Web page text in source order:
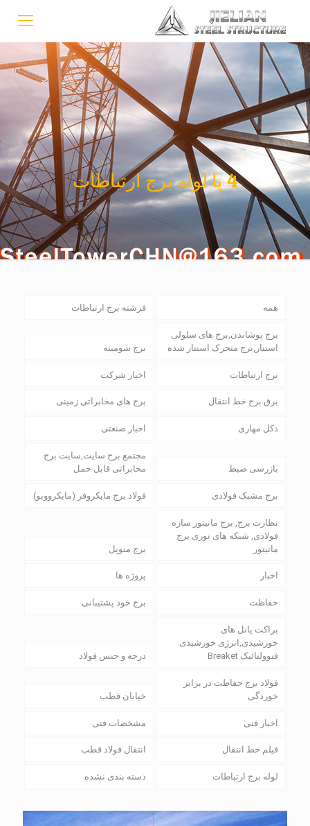
4 پا لوله برج ارتباطات
همه فرشته برج ارتباطات
برج پوشاندن,برج های سلولی
استتار,برج متحرک استتار شده
برج شومینه
برج ارتباطات اخبار شرکت
برق برج خط انتقال برج های مخابراتی زمینی
دکل مهاری اخبار صنعتی
بازرسی ضبط
مجتمع برج سایت,سایت برج
مخابراتی قابل حمل
برج مشبک فولادی فولاد برج مایکروفر (مایکروویو)
نظارت برج, برج مانیتور سازه
فولادی, شبکه های توری برج
مانیتور
برج منوپل
اخبار پروژه ها
حفاظت برج خود پشتیبانی
براکت پانل های
خورشیدی,انرژی خورشیدی
فتوولتائیک Breaket
درجه و جنس فولاد
فولاد برج حفاظت در برابر
خوردگی
خیابان قطب
اخبار فنی مشخصات فنی
فیلم خط انتقال انتقال فولاد قطب
لوله برج ارتباطات دسته بندی نشده